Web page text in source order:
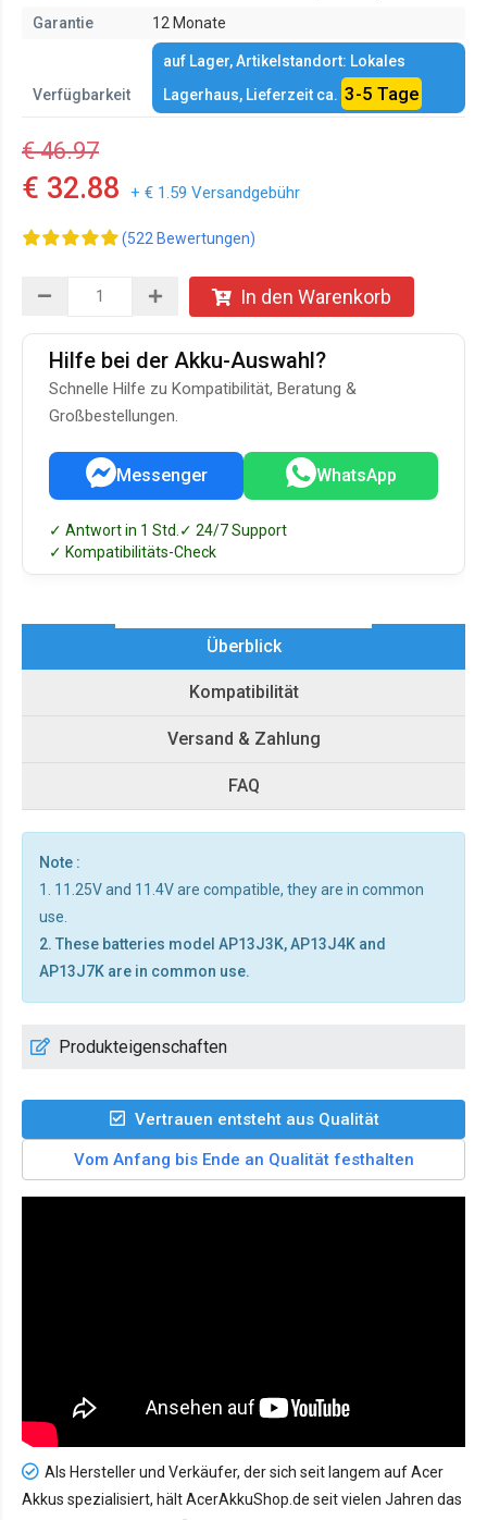
Garantie
12 Monate
Verfügbarkeit
auf Lager, Artikelstandort: Lokales
Lagerhaus, Lieferzeit ca. 3-5 Tage
€ 46.97
€ 32.88 + € 1.59 Versandgebühr
(522 Bewertungen)
In den Warenkorb
Hilfe bei der Akku-Auswahl?
Schnelle Hilfe zu Kompatibilität, Beratung &
Großbestellungen.
Messenger WhatsApp
✓ Antwort in 1 Std. ✓ 24/7 Support
✓ Kompatibilitäts-Check
Überblick
Kompatibilität
Versand & Zahlung
FAQ
Note :
1. 11.25V and 11.4V are compatible, they are in common
use.
2. These batteries model AP13J3K, AP13J4K and
AP13J7K are in common use.
Produkteigenschaften
Vertrauen entsteht aus Qualität
Vom Anfang bis Ende an Qualität festhalten
Als Hersteller und Verkäufer, der sich seit langem auf Acer
Akkus spezialisiert, hält AcerAkkuShop.de seit vielen Jahren das